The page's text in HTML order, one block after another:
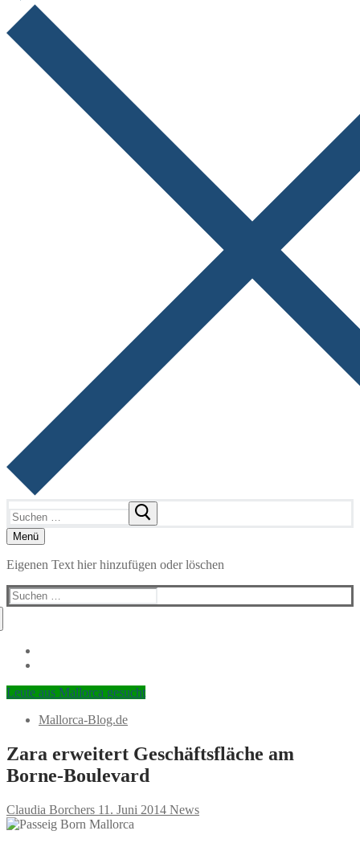
nach:
Menü
Eigenen Text hier hinzufügen oder löschen
Suchen
nach:
Leute aus Mallorca gesucht
Mallorca-Blog.de
Zara erweitert Geschäftsfläche am
Borne-Boulevard
Claudia Borchers 11. Juni 2014 News